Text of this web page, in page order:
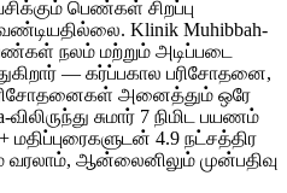
பெண்கள் சிறப்பு
Klinik Muhibbah-
நலம் மற்றும் அடிப்படை
— கர்ப்பகால பரிசோதனை,
அனைத்தும் ஒரே
சுமார் 7 நிமிட பயணம்
மதிப்புரைகளுடன் 4.9 நட்சத்திர
வரலாம், ஆன்லைனிலும் முன்பதிவு